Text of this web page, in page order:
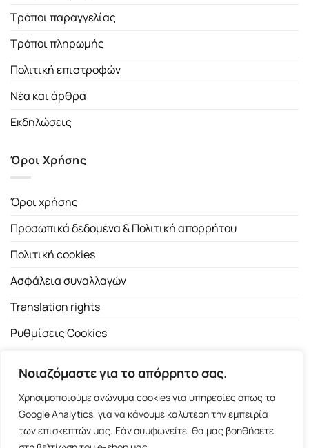
Νοιαζόμαστε για το απόρρητο σας.
Χρησιμοποιούμε ανώνυμα cookies για υπηρεσίες όπως τα
Google Analytics, για να κάνουμε καλύτερη την εμπειρία
των επισκεπτών μας. Εάν συμφωνείτε, θα μας βοηθήσετε
Τρόποι παραγγελίας
Τρόποι πληρωμής
Πολιτική επιστροφών
Νέα και άρθρα
Εκδηλώσεις
Όροι Χρήσης
Όροι χρήσης
Προσωπικά δεδομένα & Πολιτική απορρήτου
Πολιτική cookies
Ασφάλεια συναλλαγών
Translation rights
Ρυθμίσεις Cookies
Copyright 2026 ©Εκδοτικός Οίκος Α.Α. Λιβάνη| All rights